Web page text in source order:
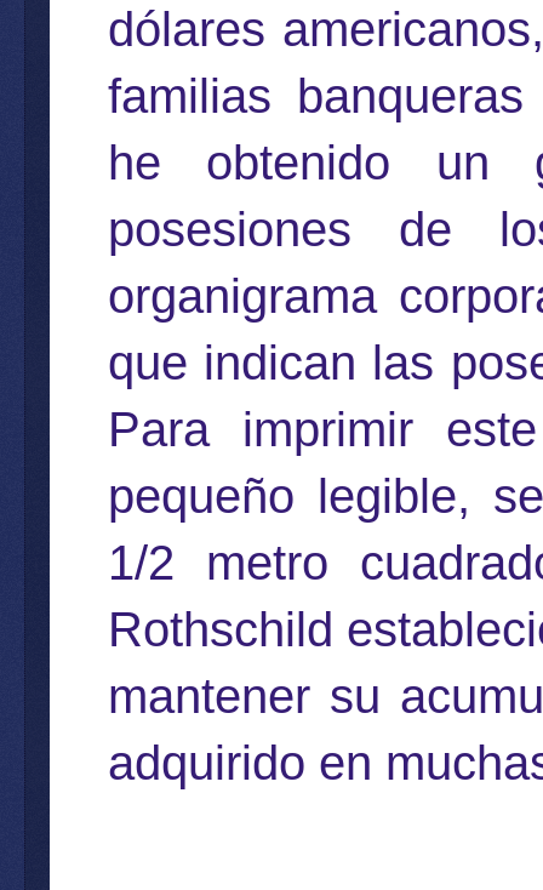
dólares
familias
he obtenido un
posesiones de
organigrama
que indican las
Para imprimir
pequeño legible,
1/2 metro
Rothschild
mantener su
adquirido en